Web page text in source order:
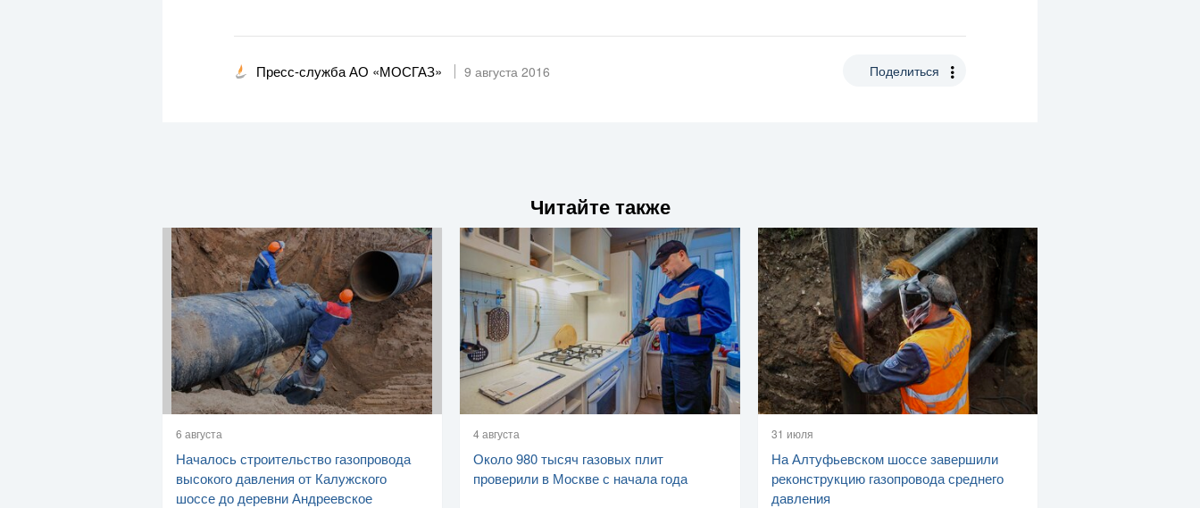
Пресс-служба АО «МОСГАЗ» 9 августа 2016 Поделиться
Читайте также
6 августа
Началось строительство газопровода
высокого давления от Калужского
шоссе до деревни Андреевское
4 августа
Около 980 тысяч газовых плит
проверили в Москве с начала года
31 июля
На Алтуфьевском шоссе завершили
реконструкцию газопровода среднего
давления